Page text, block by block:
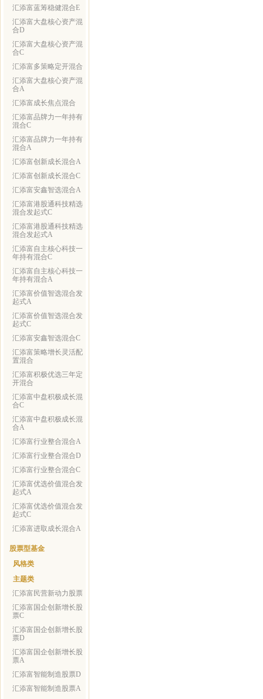
汇添富蓝筹稳健混合E
汇添富大盘核心资产混
合D
汇添富大盘核心资产混
合C
汇添富多策略定开混合
汇添富大盘核心资产混
合A
汇添富成长焦点混合
汇添富品牌力一年持有
混合C
汇添富品牌力一年持有
混合A
汇添富创新成长混合A
汇添富创新成长混合C
汇添富安鑫智选混合A
汇添富港股通科技精选
混合发起式C
汇添富港股通科技精选
混合发起式A
汇添富自主核心科技一
年持有混合C
汇添富自主核心科技一
年持有混合A
汇添富价值智选混合发
起式A
汇添富价值智选混合发
起式C
汇添富安鑫智选混合C
汇添富策略增长灵活配
置混合
汇添富积极优选三年定
开混合
汇添富中盘积极成长混
合C
汇添富中盘积极成长混
合A
汇添富行业整合混合A
汇添富行业整合混合D
汇添富行业整合混合C
汇添富优选价值混合发
起式A
汇添富优选价值混合发
起式C
汇添富进取成长混合A
股票型基金
风格类
主题类
汇添富民营新动力股票
汇添富国企创新增长股
票C
汇添富国企创新增长股
票D
汇添富国企创新增长股
票A
汇添富智能制造股票D
汇添富智能制造股票A